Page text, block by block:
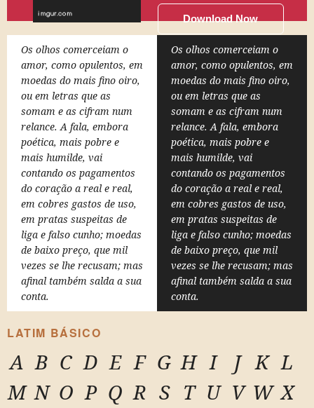
Download Now
Os olhos comerceiam o
amor, como opulentos, em
moedas do mais fino oiro,
ou em letras que as
somam e as cifram num
relance. A fala, embora
poética, mais pobre e
mais humilde, vai
contando os pagamentos
do coração a real e real,
em cobres gastos de uso,
em pratas suspeitas de
liga e falso cunho; moedas
de baixo preço, que mil
vezes se lhe recusam; mas
afinal também salda a sua
conta.
Os olhos comerceiam o
amor, como opulentos, em
moedas do mais fino oiro,
ou em letras que as
somam e as cifram num
relance. A fala, embora
poética, mais pobre e
mais humilde, vai
contando os pagamentos
do coração a real e real,
em cobres gastos de uso,
em pratas suspeitas de
liga e falso cunho; moedas
de baixo preço, que mil
vezes se lhe recusam; mas
afinal também salda a sua
conta.
LATIM BÁSICO
A B C D E F G H I J K L
M N O P Q R S T U V W X